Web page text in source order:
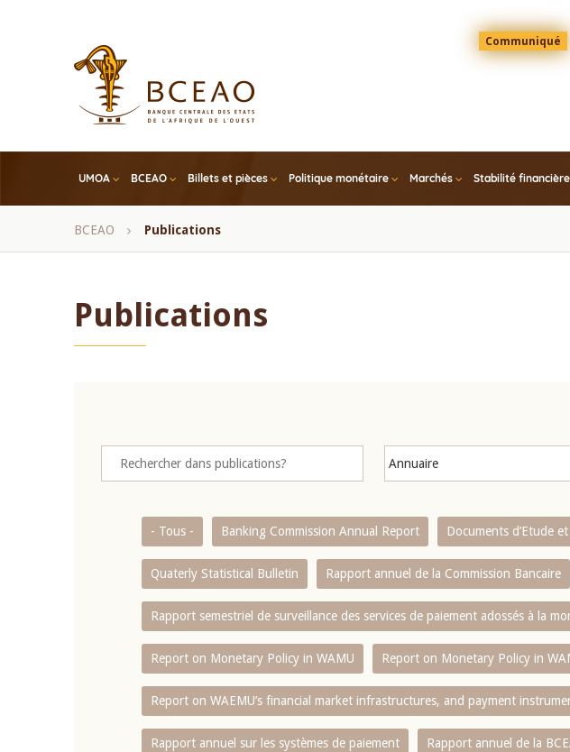
Menu
Top
Communiqué
UMOA BCEAO Billets et pièces Politique monétaire Marchés Stabilité financière
Fil
BCEAO Publications
Publications
- Tous - Banking Commission Annual Report Documents d’Etude
Quaterly Statistical Bulletin Rapport annuel de la Commission Bancaire
Rapport semestriel de surveillance des services de paiement adossés à la
Report on Monetary Policy in WAMU Report on Monetary Policy in
Report on WAEMU’s financial market infrastructures, and payment
Rapport annuel sur les systèmes de paiement Rapport annuel de la